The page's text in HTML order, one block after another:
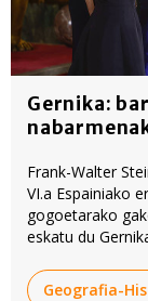
Gernika:
Frank-Walter
VI.a Espainiako
gogoetarako
eskatu du
'Berria
Geografia-